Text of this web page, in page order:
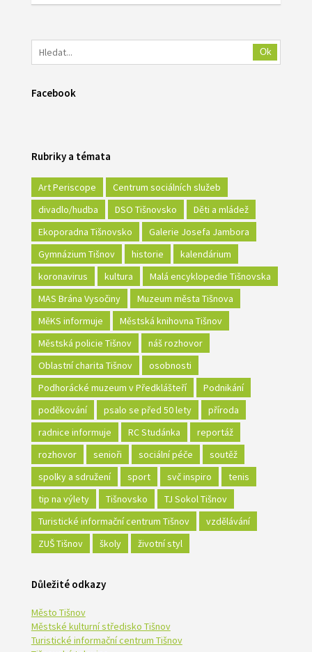
Ok
Facebook
Rubriky a témata
Art Periscope
Centrum sociálních služeb
divadlo/hudba
DSO Tišnovsko
Děti a mládež
Ekoporadna Tišnovsko
Galerie Josefa Jambora
Gymnázium Tišnov
historie
kalendárium
koronavirus
kultura
Malá encyklopedie Tišnovska
MAS Brána Vysočiny
Muzeum města Tišnova
MěKS informuje
Městská knihovna Tišnov
Městská policie Tišnov
náš rozhovor
Oblastní charita Tišnov
osobnosti
Podhorácké muzeum v Předklášteří
Podnikání
poděkování
psalo se před 50 lety
příroda
radnice informuje
RC Studánka
reportáž
rozhovor
senioři sociální péče
soutěž
spolky a sdružení
sport svč inspiro
tenis
tip na výlety
Tišnovsko
TJ Sokol Tišnov
Turistické informační centrum Tišnov
vzdělávání
ZUŠ Tišnov
školy životní styl
Důležité odkazy
Město Tišnov
Městské kulturní středisko Tišnov
Turistické informační centrum Tišnov